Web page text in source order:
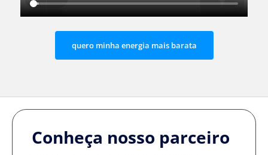
quero minha energia mais barata
Conheça nosso parceiro